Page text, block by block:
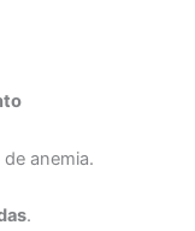
anemia.
.